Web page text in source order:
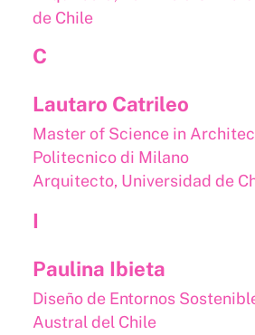
de Chile
C
Lautaro Catrileo
Master of Science in
Politecnico di Milano
Arquitecto, Universidad de
I
Paulina Ibieta
Diseño de Entornos
Austral del Chile